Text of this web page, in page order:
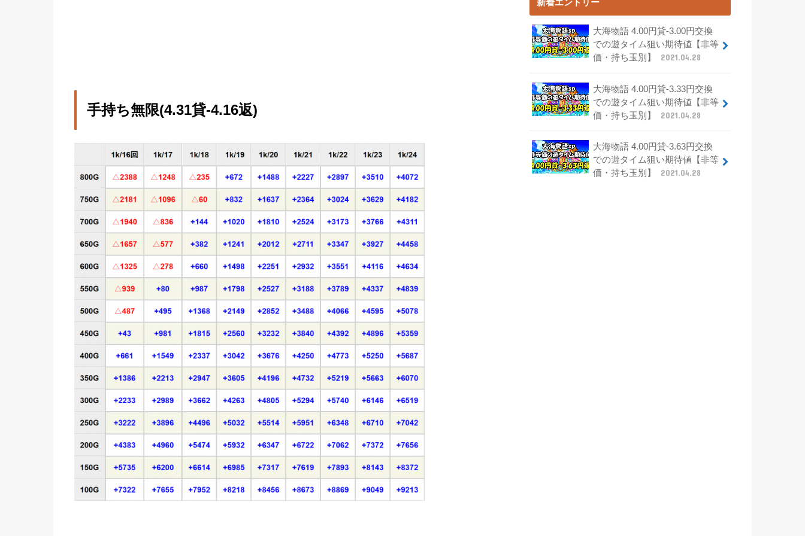
手持ち無限(4.31貸-4.16返)
新着エントリー
大海物語 4.00円貸-3.00円交換
での遊タイム狙い期待値【非等
価・持ち玉別】
2021.04.28
大海物語 4.00円貸-3.33円交換
での遊タイム狙い期待値【非等
価・持ち玉別】
2021.04.28
大海物語 4.00円貸-3.63円交換
での遊タイム狙い期待値【非等
価・持ち玉別】
2021.04.28